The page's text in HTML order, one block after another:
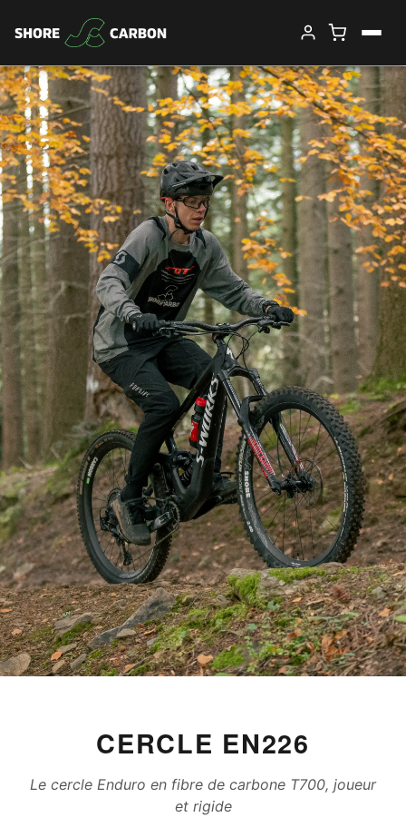
CERCLE EN226
Le cercle Enduro en fibre de carbone T700, joueur
et rigide